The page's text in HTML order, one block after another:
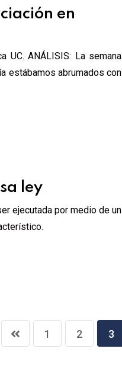
en
UC. ANÁLISIS: La semana
estábamos abrumados con
ley
ejecutada por medio de un
1 2 3